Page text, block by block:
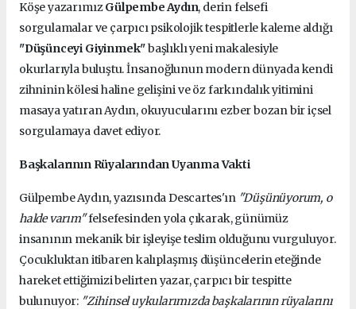
Köşe yazarımızGülpembe Aydın, derin felsefi
sorgulamalar ve çarpıcı psikolojik tespitlerle kaleme aldığı
"Düşünceyi Giyinmek"başlıklı yeni makalesiyle
okurlarıyla buluştu. İnsanoğlunun modern dünyada kendi
zihninin kölesi haline gelişini ve öz farkındalık yitimini
masaya yatıran Aydın, okuyucularını ezber bozan bir içsel
sorgulamaya davet ediyor.
Başkalarının Rüyalarından Uyanma Vakti
Gülpembe Aydın, yazısında Descartes'ın "Düşünüyorum, o
halde varım"felsefesinden yola çıkarak, günümüz
insanının mekanik bir işleyişe teslim olduğunu vurguluyor.
Çocukluktan itibaren kalıplaşmış düşüncelerin eteğinde
hareket ettiğimizi belirten yazar, çarpıcı bir tespitte
bulunuyor: "Zihinsel uykularımızda başkalarının rüyalarını